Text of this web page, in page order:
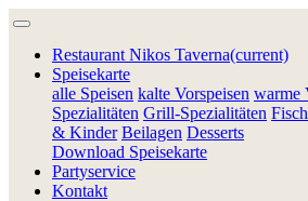
Restaurant Nikos Taverna(current)
Speisekarte
alle Speisen kalte Vorspeisen warme
Spezialitäten Grill-Spezialitäten
& Kinder Beilagen Desserts
Download Speisekarte
Partyservice
Kontakt